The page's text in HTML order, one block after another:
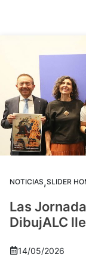
NOTICIAS,SLIDER
Las
DibujALC
14/05/2026